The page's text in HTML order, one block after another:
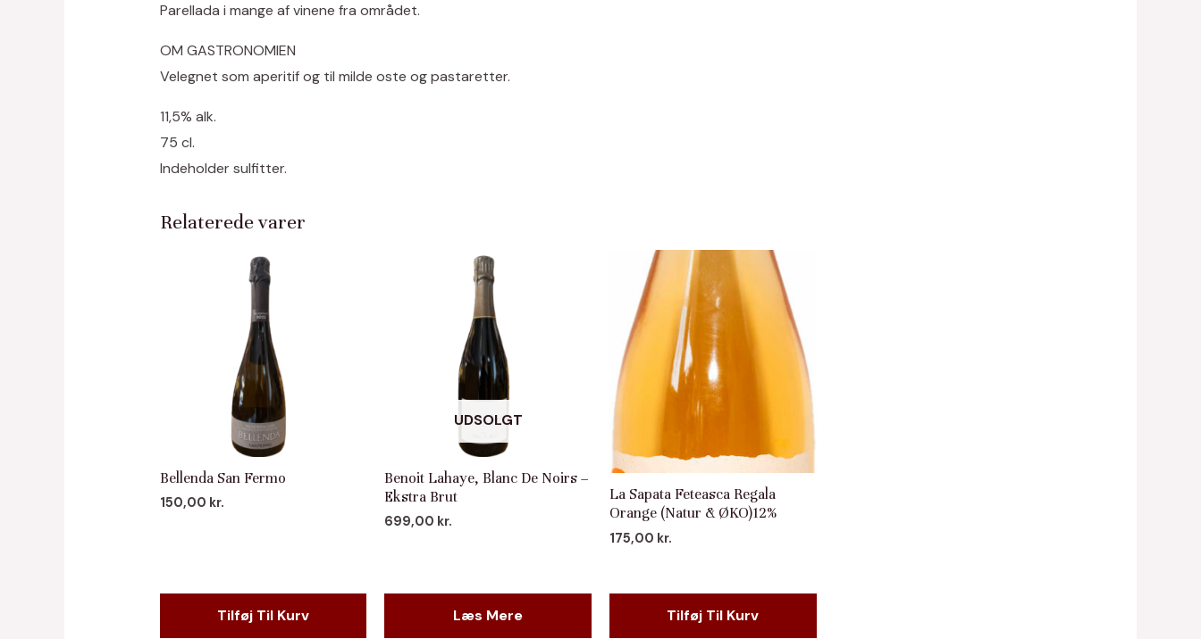
Parellada i mange af vinene fra området.
OM GASTRONOMIEN
Velegnet som aperitif og til milde oste og pastaretter.
11,5% alk.
75 cl.
Indeholder sulfitter.
Relaterede varer
Bellenda San Fermo
150,00 kr.
Tilføj Til Kurv
UDSOLGT
Benoit Lahaye, Blanc De Noirs –
Ekstra Brut
699,00 kr.
Læs Mere
La Sapata Feteasca Regala
Orange (Natur & ØKO)12%
175,00 kr.
Tilføj Til Kurv